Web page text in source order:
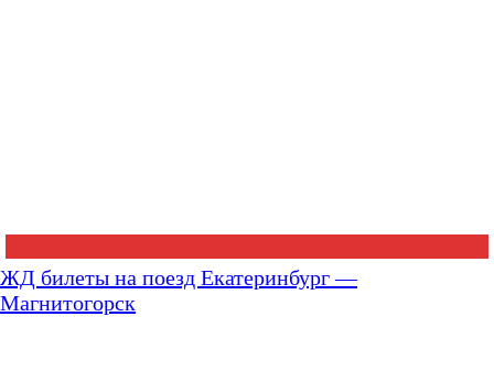
ЖД билеты на поезд Екатеринбург —
Магнитогорск